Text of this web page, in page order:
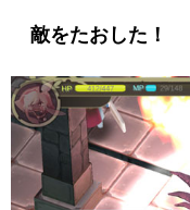
敵をたおした！